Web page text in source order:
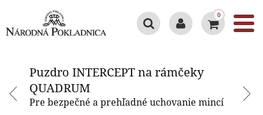
0
Puzdro INTERCEPT na rámčeky
QUADRUM
Pre bezpečné a prehľadné uchovanie mincí
Puzdro INTERCEPT na rámčeky